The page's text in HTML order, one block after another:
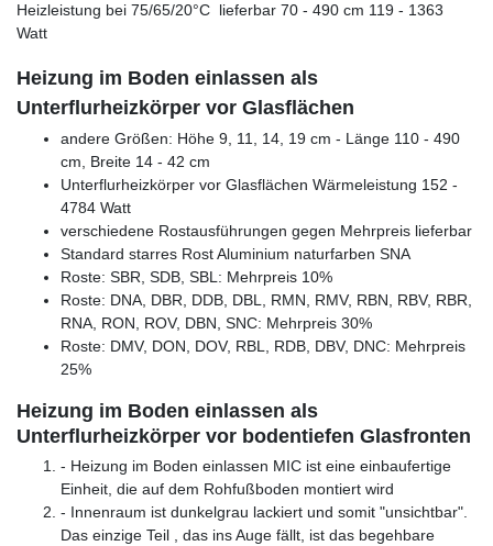
Heizleistung bei 75/65/20°C lieferbar 70 - 490 cm 119 - 1363
Watt
Heizung im Boden einlassen als
Unterflurheizkörper vor Glasflächen
andere Größen: Höhe 9, 11, 14, 19 cm - Länge 110 - 490
cm, Breite 14 - 42 cm
Unterflurheizkörper vor Glasflächen Wärmeleistung 152 -
4784 Watt
verschiedene Rostausführungen gegen Mehrpreis lieferbar
Standard starres Rost Aluminium naturfarben SNA
Roste: SBR, SDB, SBL: Mehrpreis 10%
Roste: DNA, DBR, DDB, DBL, RMN, RMV, RBN, RBV, RBR,
RNA, RON, ROV, DBN, SNC: Mehrpreis 30%
Roste: DMV, DON, DOV, RBL, RDB, DBV, DNC: Mehrpreis
25%
Heizung im Boden einlassen als
Unterflurheizkörper vor bodentiefen Glasfronten
- Heizung im Boden einlassen MIC ist eine einbaufertige
Einheit, die auf dem Rohfußboden montiert wird
- Innenraum ist dunkelgrau lackiert und somit "unsichtbar".
Das einzige Teil , das ins Auge fällt, ist das begehbare